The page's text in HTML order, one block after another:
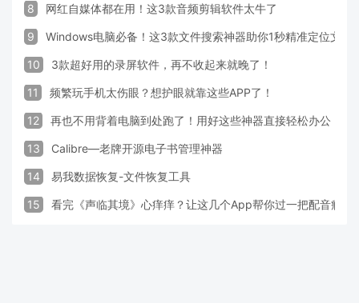
8 网红自媒体都在用！这3款音频剪辑软件太牛了
9 Windows电脑必备！这3款文件搜索神器助你1秒精准定位文件
10 3款超好用的录屏软件，再不收起来就晚了！
11 频繁玩手机太伤眼？想护眼就靠这些APP了！
12 再也不用背着电脑到处跑了！用好这些神器直接轻松办公
13 Calibre—老牌开源电子书管理神器
14 易我数据恢复-文件恢复工具
15 看完《声临其境》心痒痒？让这几个App帮你过一把配音瘾